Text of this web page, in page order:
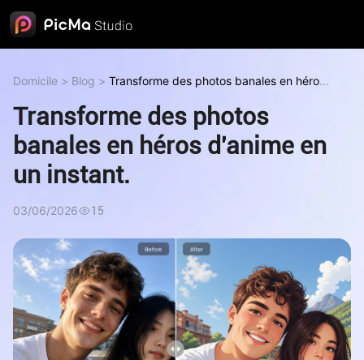
Domicile > Blog > Transforme des photos banales en héros
Transforme des photos
banales en héros d'anime en
un instant.
03/06/2026 15